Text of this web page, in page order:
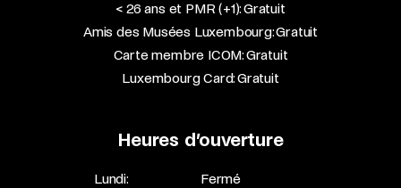
< 26 ans et PMR (+1): Gratuit
Amis des Musées Luxembourg: Gratuit
Carte membre ICOM: Gratuit
Luxembourg Card: Gratuit
Heures d’ouverture
Lundi:
Fermé